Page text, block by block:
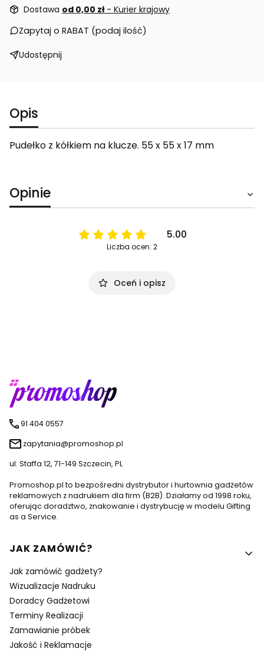
Dostawa od 0,00 zł - Kurier krajowy
Zapytaj o RABAT (podaj ilość)
Udostępnij
Opis
Pudełko z kółkiem na klucze. 55 x 55 x 17 mm
Opinie
5.00
Liczba ocen: 2
Oceń i opisz
91 404 0557
zapytania@promoshop.pl
ul. Staffa 12, 71-149 Szczecin, PL
Promoshop.pl to bezpośredni dystrybutor i hurtownia gadżetów
reklamowych z nadrukiem dla firm (B2B). Działamy od 1998 roku,
oferując doradztwo, znakowanie i dystrybucję w modelu Gifting
as a Service.
Linki w stopce
JAK ZAMÓWIĆ?
Jak zamówić gadżety?
Wizualizacje Nadruku
Doradcy Gadżetowi
Terminy Realizacji
Zamawianie próbek
Jakość i Reklamacje